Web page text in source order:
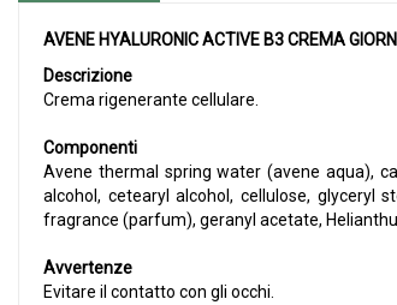
AVENE HYALURONIC ACTIVE B3 CREMA
Descrizione
Crema rigenerante cellulare.
Componenti
Avene thermal spring water (avene aqua),
alcohol, cetearyl alcohol, cellulose, glyceryl
fragrance (parfum), geranyl acetate,
Avvertenze
Evitare il contatto con gli occhi.